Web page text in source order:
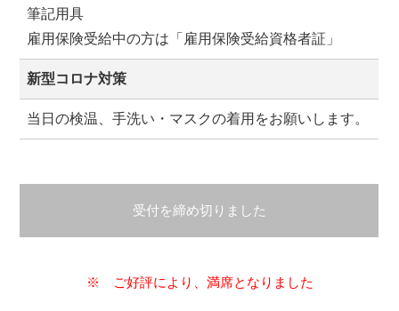
筆記用具
雇用保険受給中の方は「雇用保険受給資格者証」
新型コロナ対策
当日の検温、手洗い・マスクの着用をお願いします。
受付を締め切りました
※ ご好評により、満席となりました